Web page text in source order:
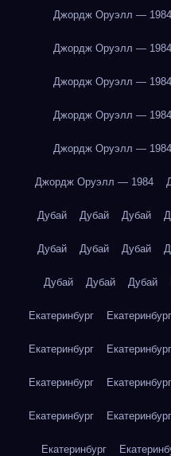
Джордж Оруэлл — 1984
Джордж Оруэлл — 1984
Джордж Оруэлл — 1984
Джордж Оруэлл — 1984
Джордж Оруэлл — 1984
Джордж Оруэлл — 1984
Дубай Дубай Дубай
Дубай Дубай Дубай
Дубай Дубай Дубай
Екатеринбург Екатеринбург
Екатеринбург Екатеринбург
Екатеринбург Екатеринбург
Екатеринбург Екатеринбург
Екатеринбург